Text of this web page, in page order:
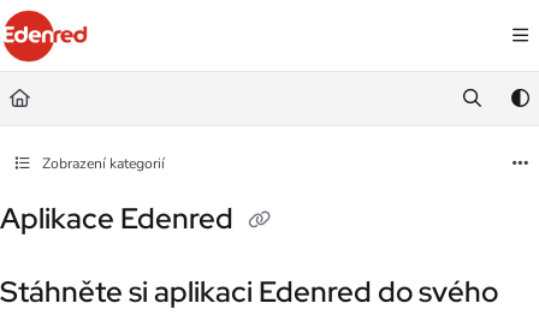
Documentation Index
Fetch the complete documentation index at:
Use this file to discover all available pages before exploring further.
Zobrazení kategorií
Aplikace Edenred
Stáhněte si aplikaci Edenred do svého